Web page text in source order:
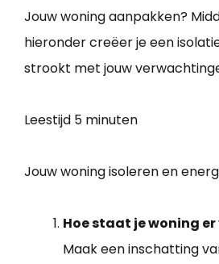
Jouw woning aanpakken?
hieronder creëer je een
strookt met jouw
Leestijd 5 minuten
Jouw woning isoleren en
Hoe staat je woning er
Maak een inschatting